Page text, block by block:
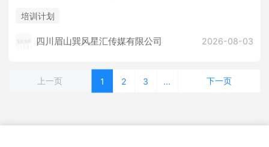
培训计划
四川眉山巽风星汇传媒有限公司 2026-08-03
上一页 1 2 3 ... 下一页